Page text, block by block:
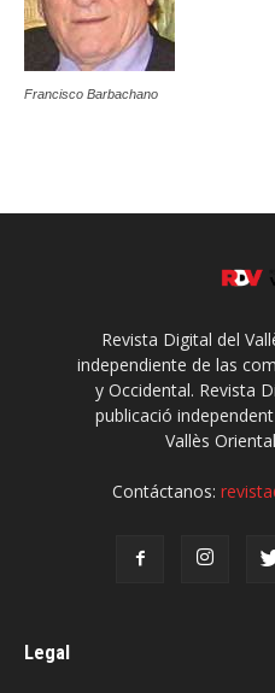
Francisco Barbachano
Revista Digital del
independiente de las
y Occidental. Revista
publicació
Vallès
Contáctanos:
Legal